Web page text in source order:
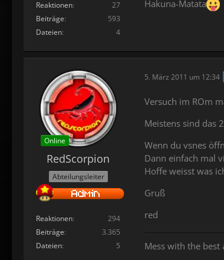
Reaktionen
27
Beiträge
593
Dateien
4
Hakuna-Matata
Online
RedScorpion
Abteilungsleiter
Reaktionen
294
Beiträge
3.365
Dateien
5
5. März 2011 um 12:34
Versuch im ROm
Meistens sind das
Wenn du vsnes
Dann einfach mal
Hoffe weisst was
Gruß
red
Mess with the best